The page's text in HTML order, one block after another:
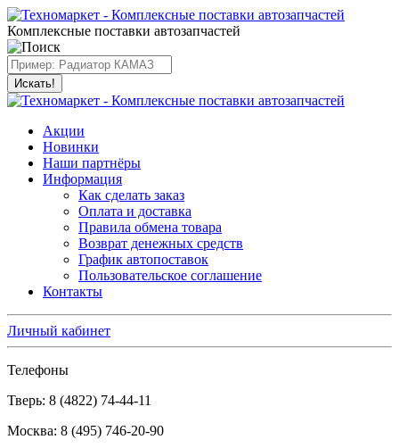
Комплексные поставки автозапчастей
Искать!
Акции
Новинки
Наши партнёры
Информация
Как сделать заказ
Оплата и доставка
Правила обмена товара
Возврат денежных средств
График автопоставок
Пользовательское соглашение
Контакты
Личный кабинет
Телефоны
Тверь: 8 (4822) 74-44-11
Москва: 8 (495) 746-20-90